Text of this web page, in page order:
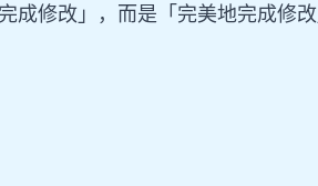
修改」，而是「完美地完成修